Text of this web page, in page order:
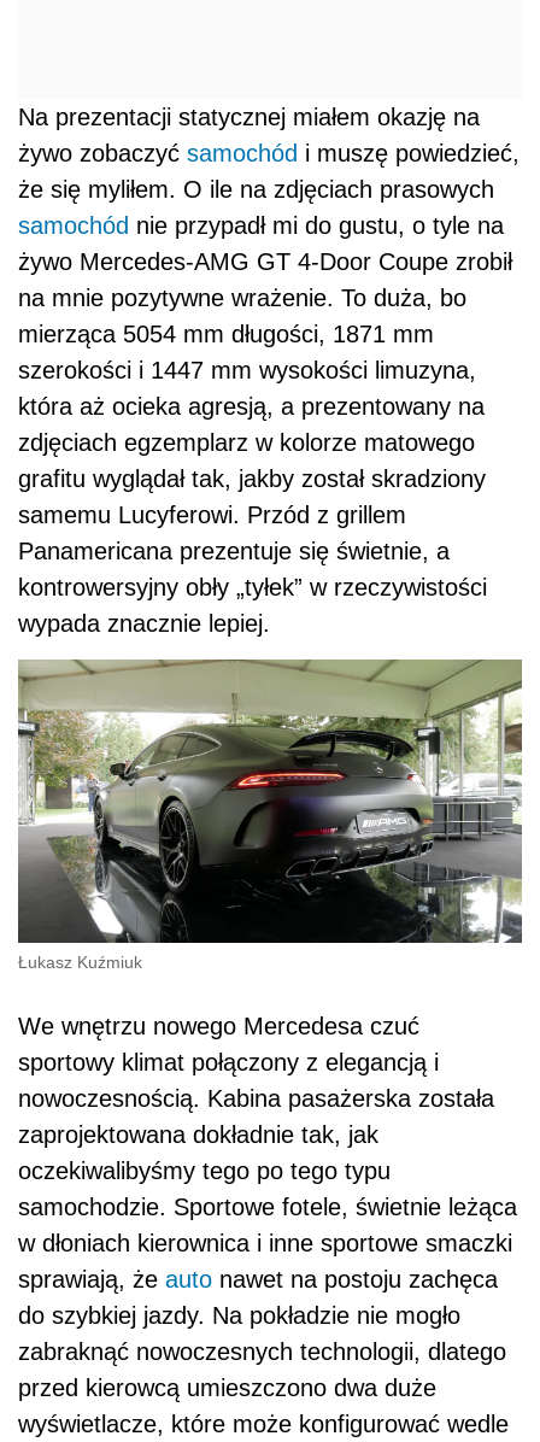
Na prezentacji statycznej miałem okazję na
żywo zobaczyć samochód i muszę powiedzieć,
że się myliłem. O ile na zdjęciach prasowych
samochód nie przypadł mi do gustu, o tyle na
żywo Mercedes-AMG GT 4-Door Coupe zrobił
na mnie pozytywne wrażenie. To duża, bo
mierząca 5054 mm długości, 1871 mm
szerokości i 1447 mm wysokości limuzyna,
która aż ocieka agresją, a prezentowany na
zdjęciach egzemplarz w kolorze matowego
grafitu wyglądał tak, jakby został skradziony
samemu Lucyferowi. Przód z grillem
Panamericana prezentuje się świetnie, a
kontrowersyjny obły „tyłek” w rzeczywistości
wypada znacznie lepiej.
Łukasz Kuźmiuk
We wnętrzu nowego Mercedesa czuć
sportowy klimat połączony z elegancją i
nowoczesnością. Kabina pasażerska została
zaprojektowana dokładnie tak, jak
oczekiwalibyśmy tego po tego typu
samochodzie. Sportowe fotele, świetnie leżąca
w dłoniach kierownica i inne sportowe smaczki
sprawiają, że auto nawet na postoju zachęca
do szybkiej jazdy. Na pokładzie nie mogło
zabraknąć nowoczesnych technologii, dlatego
przed kierowcą umieszczono dwa duże
wyświetlacze, które może konfigurować wedle